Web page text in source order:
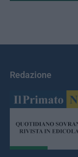
Redazione